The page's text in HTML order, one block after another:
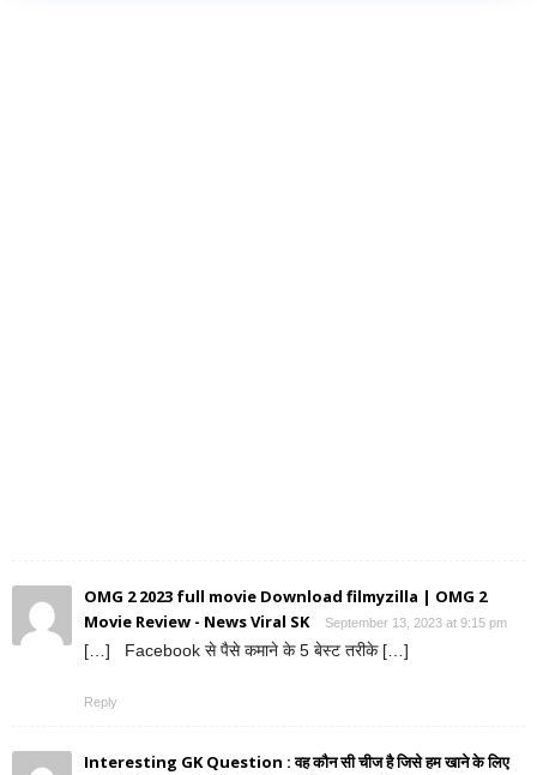
OMG 2 2023 full movie Download filmyzilla | OMG 2
Movie Review - News Viral SK
September 13, 2023 at 9:15 pm
[…] Facebook से पैसे कमाने के 5 बेस्ट तरीके […]
Reply
Interesting GK Question : वह कौन सी चीज है जिसे हम खाने के लिए